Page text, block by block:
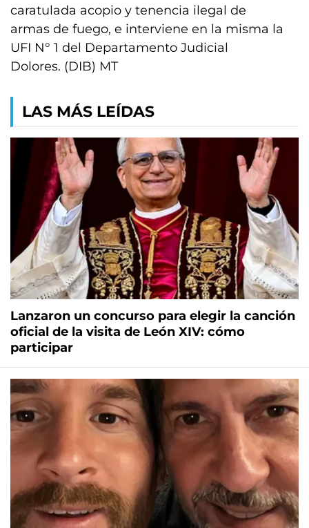
caratulada acopio y tenencia ilegal de
armas de fuego, e interviene en la misma la
UFI N° 1 del Departamento Judicial
Dolores. (DIB) MT
LAS MÁS LEÍDAS
Lanzaron un concurso para elegir la canción
oficial de la visita de León XIV: cómo
participar